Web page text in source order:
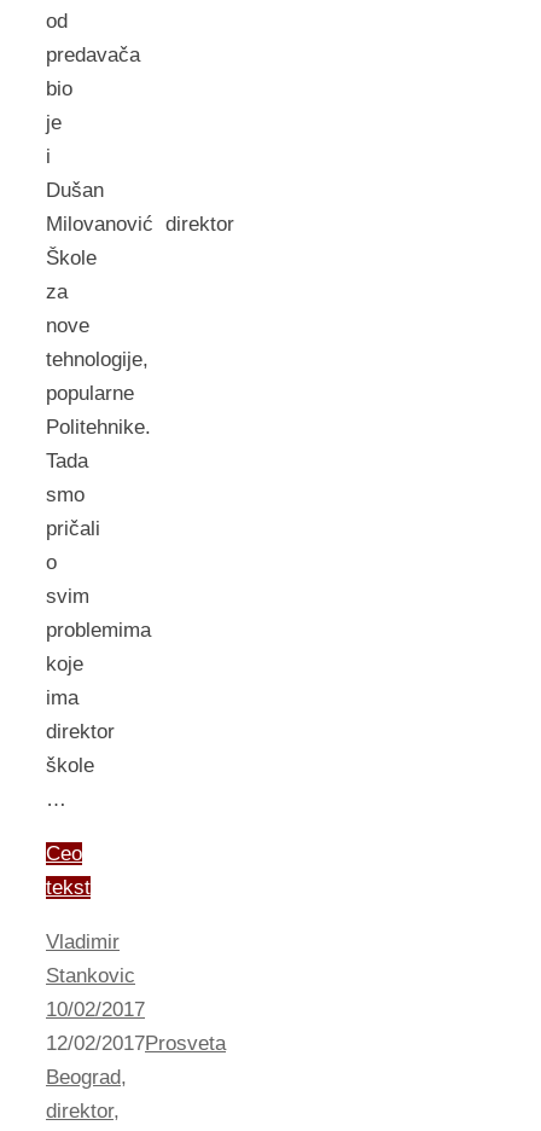
od
predavača
bio
je
i
Dušan
Milovanović direktor
Škole
za
nove
tehnologije,
popularne
Politehnike.
Tada
smo
pričali
o
svim
problemima
koje
ima
direktor
škole
…
Ceo
tekst
Vladimir
Stankovic
10/02/2017
12/02/2017Prosveta
Beograd,
direktor,